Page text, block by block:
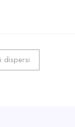
dispersi